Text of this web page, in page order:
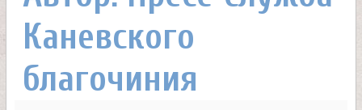
р
м
н
о
е
Каневского
благочиния